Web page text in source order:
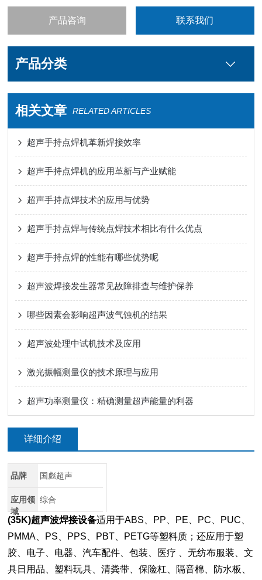
产品咨询 联系我们
产品分类
相关文章 RELATED ARTICLES
超声手持点焊机革新焊接效率
超声手持点焊机的应用革新与产业赋能
超声手持点焊技术的应用与优势
超声手持点焊与传统点焊技术相比有什么优点
超声手持点焊的性能有哪些优势呢
超声波焊接发生器常见故障排查与维护保养
哪些因素会影响超声波气蚀机的结果
超声波处理中试机技术及应用
激光振幅测量仪的技术原理与应用
超声功率测量仪：精确测量超声能量的利器
详细介绍
品牌 国彪超声
应用领
域
综合
(35K)超声波焊接设备适用于ABS、PP、PE、PC、PUC、
PMMA、PS、PPS、PBT、PETG等塑料质；还应用于塑
胶、电子、电器、汽车配件、包装、医疗 、无纺布服装、文
具日用品、塑料玩具、清粪带、保险杠、隔音棉、防水板、